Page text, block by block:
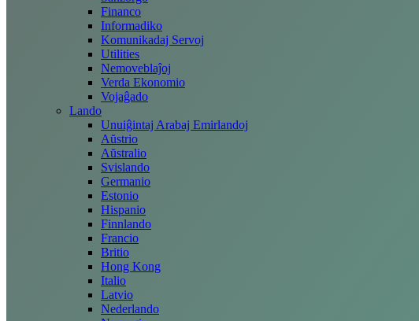
Financo
Informadiko
Komunikadaj Servoj
Utilities
Nemoveblaĵoj
Verda Ekonomio
Vojaĝado
Lando
Unuiĝintaj Arabaj Emirlandoj
Aŭstrio
Aŭstralio
Svislando
Germanio
Estonio
Hispanio
Finnlando
Francio
Britio
Hong Kong
Italio
Latvio
Nederlando